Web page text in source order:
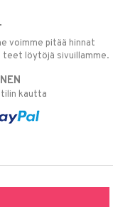
voimme pitää hinnat
teet löytöjä sivuillamme.
kautta